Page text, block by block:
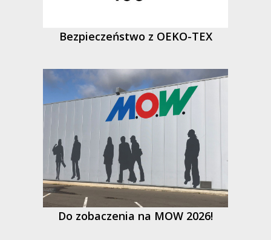
Bezpieczeństwo z OEKO-TEX
Do zobaczenia na MOW 2026!